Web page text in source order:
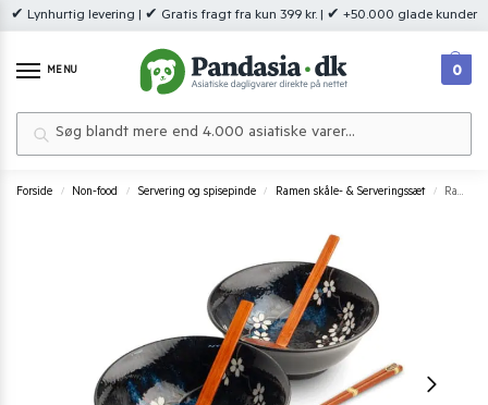
✔ Lynhurtig levering | ✔ Gratis fragt fra kun 399 kr. | ✔ +50.000 glade kunder
MENU 0
Forside / Non-food / Servering og spisepinde / Ramen skåle- & Serveringssæt / Ramen bowl set Anemone blue – Autentisk japansk gavesæt